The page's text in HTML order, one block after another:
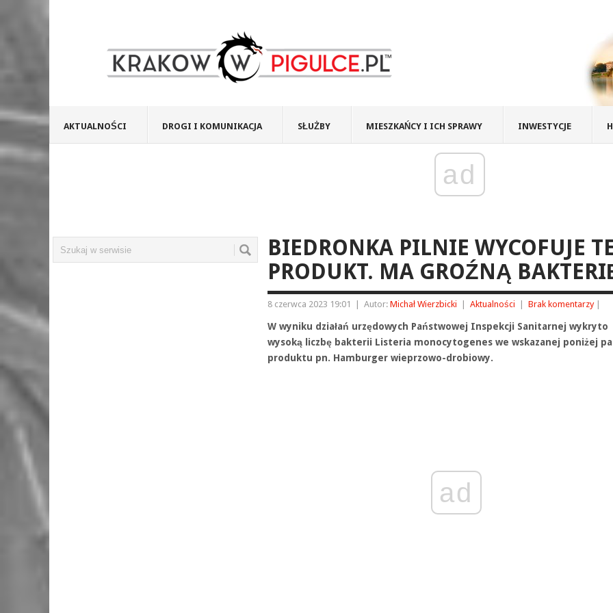
AKTUALNOŚCI DROGI I KOMUNIKACJA SŁUŻBY MIESZKAŃCY I ICH SPRAWY INWESTYCJE
ad
BIEDRONKA PILNIE WYCOFUJE
PRODUKT. MA GROŹNĄ
8 czerwca 2023 19:01 Autor: Michał Wierzbicki Aktualności Brak komentarzy
W wyniku działań urzędowych Państwowej Inspekcji Sanitarnej wykryto
wysoką liczbę bakterii Listeria monocytogenes we wskazanej poniżej
produktu pn. Hamburger wieprzowo-drobiowy.
ad